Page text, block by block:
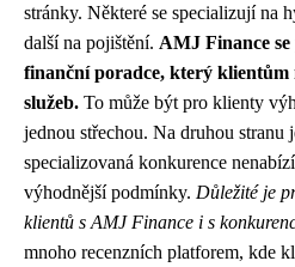
stránky. Některé se specializují na
další na pojištění. AMJ Finance
finanční poradce, který klientům
služeb. To může být pro klienty
jednou střechou. Na druhou stranu
specializovaná konkurence
výhodnější podmínky. Důležité je
klientů s AMJ Finance i s
mnoho recenzních platforem, kde